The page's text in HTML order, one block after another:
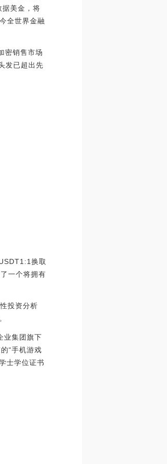
美金，将
全世界金融
密销售市场
发已超出先
换取
一个将拥有
投资分析
业集团旗下
“手机游戏
士学位证书